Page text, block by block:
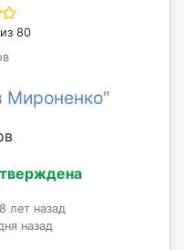
80
Мироненко"
лет назад
назад